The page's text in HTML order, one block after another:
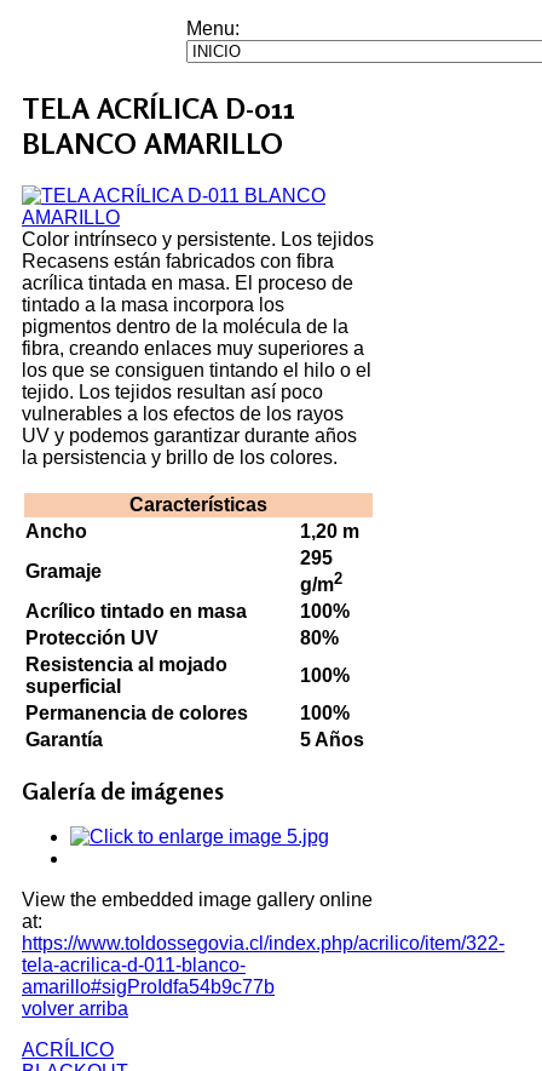
Menu:
TELA ACRÍLICA D-011
BLANCO AMARILLO
Color intrínseco y persistente. Los tejidos
Recasens están fabricados con fibra
acrílica tintada en masa. El proceso de
tintado a la masa incorpora los
pigmentos dentro de la molécula de la
fibra, creando enlaces muy superiores a
los que se consiguen tintando el hilo o el
tejido. Los tejidos resultan así poco
vulnerables a los efectos de los rayos
UV y podemos garantizar durante años
la persistencia y brillo de los colores.
Características
Ancho
1,20 m
Gramaje
295
g/m2
Acrílico tintado en masa
100%
Protección UV
80%
Resistencia al mojado
superficial
100%
Permanencia de colores
100%
Garantía
5 Años
Galería de imágenes
View the embedded image gallery online
at:
https://www.toldossegovia.cl/index.php/acrilico/item/322-
tela-acrilica-d-011-blanco-
amarillo#sigProIdfa54b9c77b
volver arriba
ACRÍLICO